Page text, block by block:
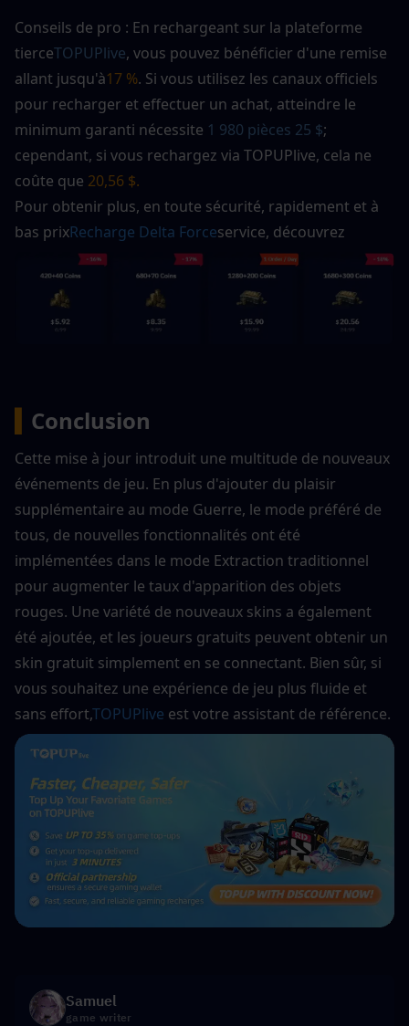
Conseils de pro : En rechargeant sur la plateforme
tierceTOPUPlive, vous pouvez bénéficier d'une remise
allant jusqu'à17 %. Si vous utilisez les canaux officiels
pour recharger et effectuer un achat, atteindre le
minimum garanti nécessite 1 980 pièces 25 $;
cependant, si vous rechargez via TOPUPlive, cela ne
coûte que 20,56 $.
Pour obtenir plus, en toute sécurité, rapidement et à
bas prixRecharge Delta Forceservice, découvrez
Conclusion
Cette mise à jour introduit une multitude de nouveaux
événements de jeu. En plus d'ajouter du plaisir
supplémentaire au mode Guerre, le mode préféré de
tous, de nouvelles fonctionnalités ont été
implémentées dans le mode Extraction traditionnel
pour augmenter le taux d'apparition des objets
rouges. Une variété de nouveaux skins a également
été ajoutée, et les joueurs gratuits peuvent obtenir un
skin gratuit simplement en se connectant. Bien sûr, si
vous souhaitez une expérience de jeu plus fluide et
sans effort,TOPUPlive est votre assistant de référence.
Samuel
game writer